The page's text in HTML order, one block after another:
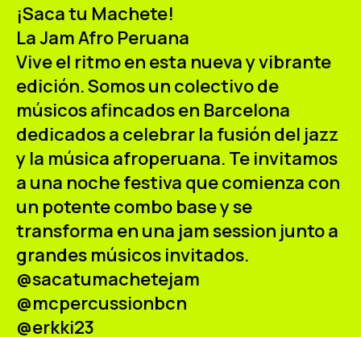
Facebook
¡Saca tu Machete!
La Jam Afro Peruana
Vive el ritmo en esta nueva y vibrante
edición. Somos un colectivo de
músicos afincados en Barcelona
dedicados a celebrar la fusión del jazz
y la música afroperuana. Te invitamos
a una noche festiva que comienza con
un potente combo base y se
transforma en una jam session junto a
grandes músicos invitados.
@sacatumachetejam
@mcpercussionbcn
@erkki23